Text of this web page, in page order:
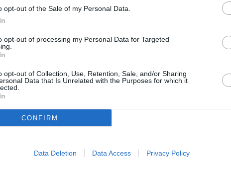
opt-out of the Sale of my Personal Data.
opt-out of processing my Personal Data for Targeted
opt-out of Collection, Use, Retention, Sale, and/or Sharing
Data that Is Unrelated with the Purposes for which it
CONFIRM
Data Deletion Data Access Privacy Policy
apprécié l’article ?
SOUTENIR